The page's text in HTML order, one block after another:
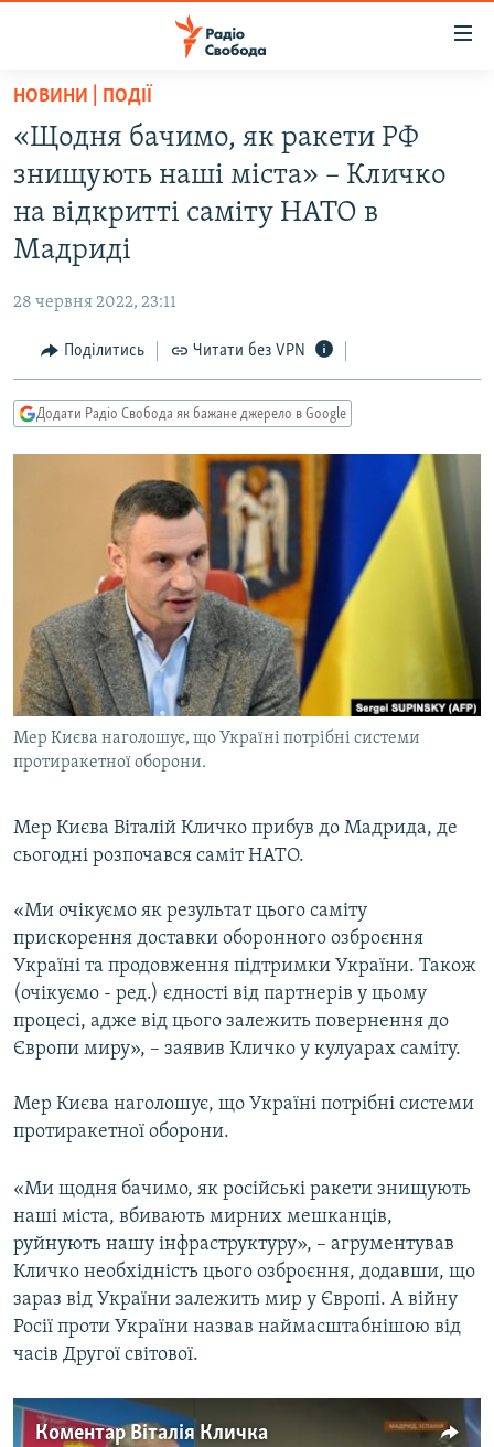
Перейти
основного
матеріалу
Перейти
до
основної
Перейти
пошуку
РАДІО СВОБОДА – 70 РОКІВ
ВСЕ ЗА ДОБУ
СТАТТІ
СУСПІЛЬСТВО
КУЛЬТУРА
СПОРТ
ВІЙНА
ДОНБАС.РЕАЛІЇ
КРИМ.РЕАЛІЇ
ТИ ЯК?
КИТАЙ.ВИКЛИКИ
МУЛЬТИМЕДІА
СПЕЦПРОЄКТИ
ПОДКАСТИ
КРИМ РЕАЛІЇ
РУС
УКР
ДОЛУЧАЙСЯ!
Усі сайти RFE/RL
НОВИНИ | ПОДІЇ
«Щодня бачимо, як ракети РФ
знищують наші міста» – Кличко
на відкритті саміту НАТО в
Мадриді
28 червня 2022, 23:11
Поділитись Читати без VPN
Додати Радіо Свобода як бажане джерело в Google
Мер Києва наголошує, що Україні потрібні системи
протиракетної оборони.
Мер Києва Віталій Кличко прибув до Мадрида, де
сьогодні розпочався саміт НАТО.
«Ми очікуємо як результат цього саміту
прискорення доставки оборонного озброєння
Україні та продовження підтримки України. Також
(очікуємо - ред.) єдності від партнерів у цьому
процесі, адже від цього залежить повернення до
Європи миру», – заявив Кличко у кулуарах саміту.
Мер Києва наголошує, що Україні потрібні системи
протиракетної оборони.
«Ми щодня бачимо, як російські ракети знищують
наші міста, вбивають мирних мешканців,
руйнують нашу інфраструктуру», – агрументував
Кличко необхідність цього озброєння, додавши, що
зараз від України залежить мир у Європі. А війну
Росії проти України назвав наймасштабнішою від
часів Другої світової.
Коментар Віталія Кличка